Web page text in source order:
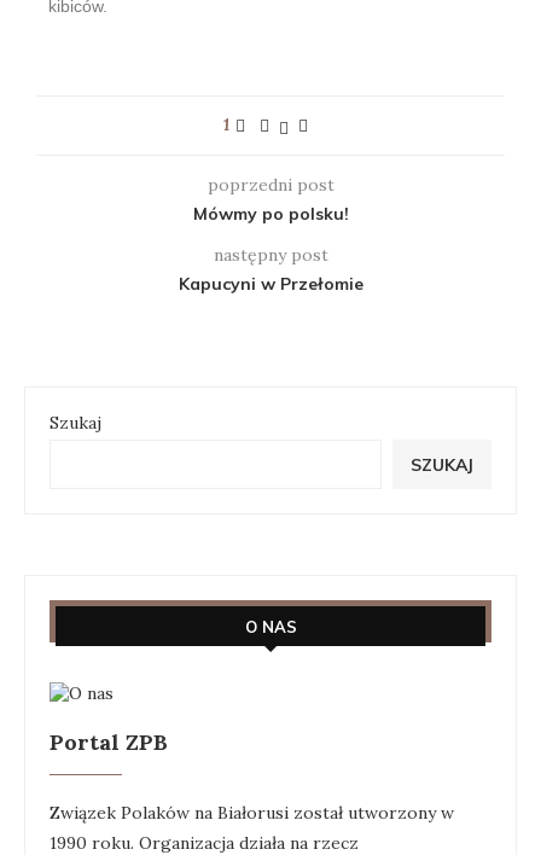
kibiców.
1
poprzedni post
Mówmy po polsku!
następny post
Kapucyni w Przełomie
Szukaj
SZUKAJ
O NAS
Portal ZPB
Związek Polaków na Białorusi został utworzony w
1990 roku. Organizacja działa na rzecz